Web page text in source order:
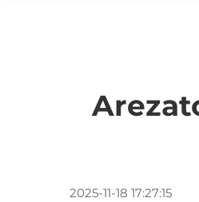
2025-11-18 17:27:15